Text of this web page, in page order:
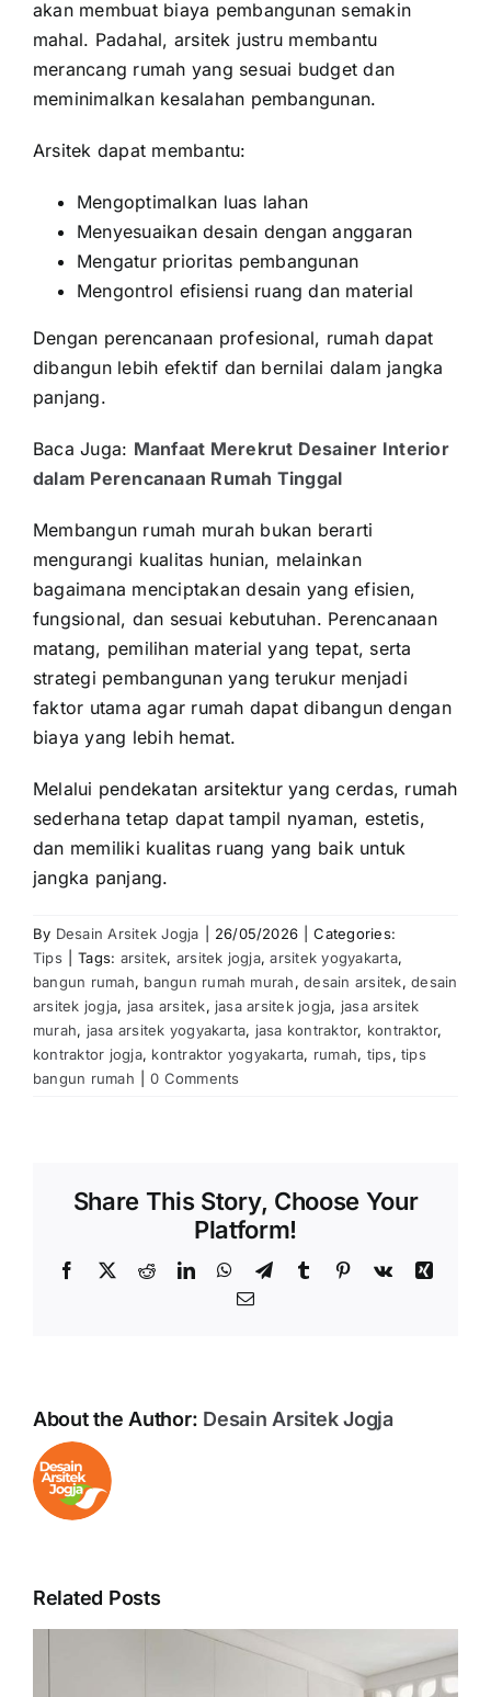
akan membuat biaya pembangunan semakin
mahal. Padahal, arsitek justru membantu
merancang rumah yang sesuai budget dan
meminimalkan kesalahan pembangunan.
Arsitek dapat membantu:
Mengoptimalkan luas lahan
Menyesuaikan desain dengan anggaran
Mengatur prioritas pembangunan
Mengontrol efisiensi ruang dan material
Dengan perencanaan profesional, rumah dapat
dibangun lebih efektif dan bernilai dalam jangka
panjang.
Baca Juga: Manfaat Merekrut Desainer Interior
dalam Perencanaan Rumah Tinggal
Membangun rumah murah bukan berarti
mengurangi kualitas hunian, melainkan
bagaimana menciptakan desain yang efisien,
fungsional, dan sesuai kebutuhan. Perencanaan
matang, pemilihan material yang tepat, serta
strategi pembangunan yang terukur menjadi
faktor utama agar rumah dapat dibangun dengan
biaya yang lebih hemat.
Melalui pendekatan arsitektur yang cerdas, rumah
sederhana tetap dapat tampil nyaman, estetis,
dan memiliki kualitas ruang yang baik untuk
jangka panjang.
By Desain Arsitek Jogja 26/05/2026
Categories:
Tips
Tags: arsitek, arsitek jogja,arsitek yogyakarta,
bangun rumah, bangun rumah murah,desain arsitek,desain
arsitek jogja, jasa arsitek, jasa arsitek jogja, jasa arsitek
murah, jasa arsitek yogyakarta, jasa kontraktor, kontraktor,
kontraktor jogja, kontraktor yogyakarta, rumah, tips, tips
bangun rumah
0 Comments
Share This Story, Choose Your
Platform!
Facebook
X RedditLinkedInWhatsApp
TelegramTumblr Pinterest
Vk
Xing
Email
About the Author: Desain Arsitek Jogja
Related Posts